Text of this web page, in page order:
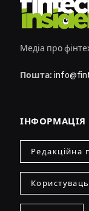
Медіа про
Пошта:
ІНФОРМАЦІЯ
Редакційна